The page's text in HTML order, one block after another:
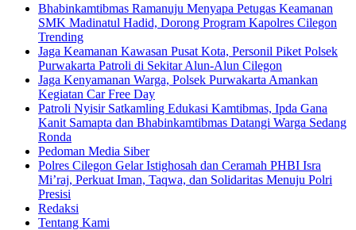
Bhabinkamtibmas Ramanuju Menyapa Petugas Keamanan
SMK Madinatul Hadid, Dorong Program Kapolres Cilegon
Trending
Jaga Keamanan Kawasan Pusat Kota, Personil Piket Polsek
Purwakarta Patroli di Sekitar Alun-Alun Cilegon
Jaga Kenyamanan Warga, Polsek Purwakarta Amankan
Kegiatan Car Free Day
Patroli Nyisir Satkamling Edukasi Kamtibmas, Ipda Gana
Kanit Samapta dan Bhabinkamtibmas Datangi Warga Sedang
Ronda
Pedoman Media Siber
Polres Cilegon Gelar Istighosah dan Ceramah PHBI Isra
Mi’raj, Perkuat Iman, Taqwa, dan Solidaritas Menuju Polri
Presisi
Redaksi
Tentang Kami